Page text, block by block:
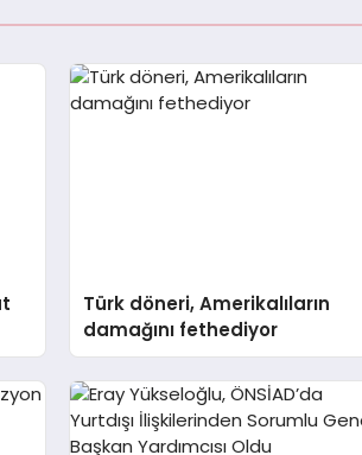
Türk döneri, Amerikalıların
damağını fethediyor